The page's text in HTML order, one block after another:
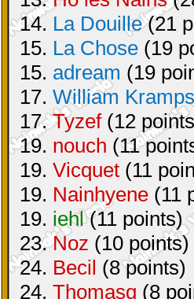
14. La Douille(21
15. La Chose (19
15. adream (19
17. William Kramps
17.Tyzef(12
19. nouch (11
19. Vicquet (11
19. Nainhyene (11
19. iehl(11 points)
23.Noz (10 points)
24. Becil (8 points)
24. Thomasg (8